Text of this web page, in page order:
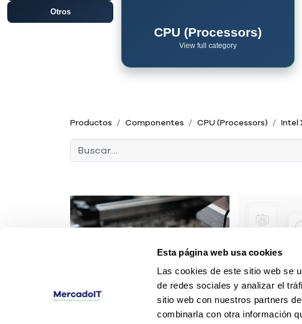
Esta página web usa cookies
Las cookies de este sitio web se
de redes sociales y analizar el
sitio web con nuestros partners
combinarla con otra información
Otros
CPU (Processors)
View full category
Productos Componentes CPU (Processors) Intel